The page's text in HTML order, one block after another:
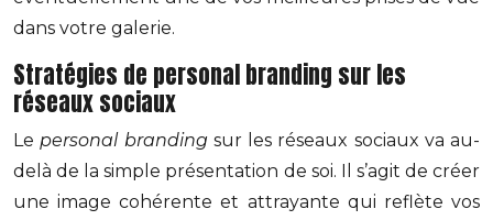
dans votre galerie.
Stratégies de personal branding sur les
réseaux sociaux
Lepersonal brandingsur les réseaux sociaux va au-
delà de la simple présentation de soi. Il s’agit de créer
une image cohérente et attrayante qui reflète vos